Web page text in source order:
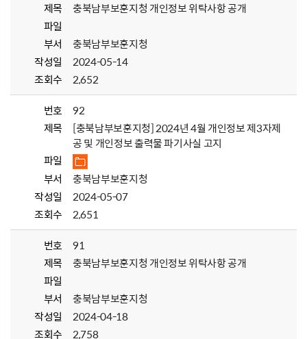
제목
충북남부보훈지청 개인정보 위탁사항 공개
파일
부서
충북남부보훈지청
작성일
2024-05-14
조회수
2,652
번호
92
제목
[충북남부보훈지청] 2024년 4월 개인정보 제3자제
공 및 개인정보 출력물 파기사실 고지
파일
부서
충북남부보훈지청
작성일
2024-05-07
조회수
2,651
번호
91
제목
충북남부보훈지청 개인정보 위탁사항 공개
파일
부서
충북남부보훈지청
작성일
2024-04-18
조회수
2,758